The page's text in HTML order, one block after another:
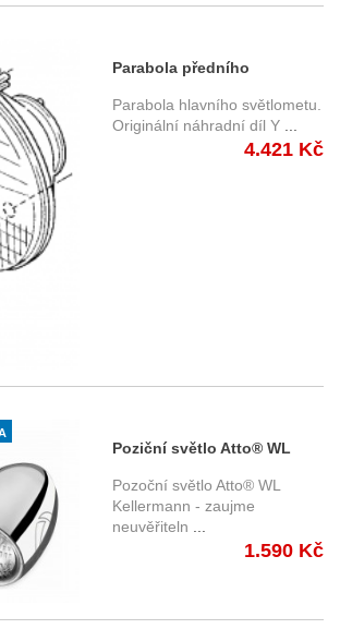
Parabola předního
světlometu Yamaha XJR
1200/1300 (95-13)
Parabola hlavního světlometu.
Originální náhradní díl Y
4.421 Kč
Poziční světlo Atto® WL
Kellermann - chromované
tělo, čiré sklo
Pozoční světlo Atto® WL
Kellermann - zaujme
neuvěřiteln
1.590 Kč